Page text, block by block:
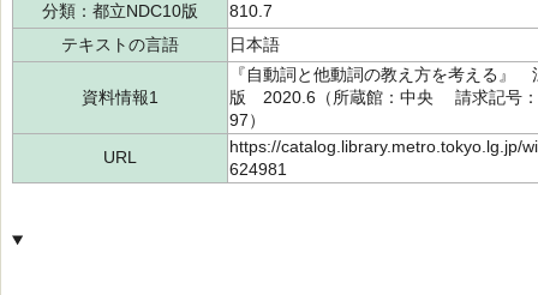
分類：都立NDC10版
810.7
テキストの言語
日本語
資料情報1
『自動詞と他動詞の教え方を考える
版 2020.6（所蔵館：中央 請求記号
97）
URL
https://catalog.library.metro.tokyo.lg.jp/
624981